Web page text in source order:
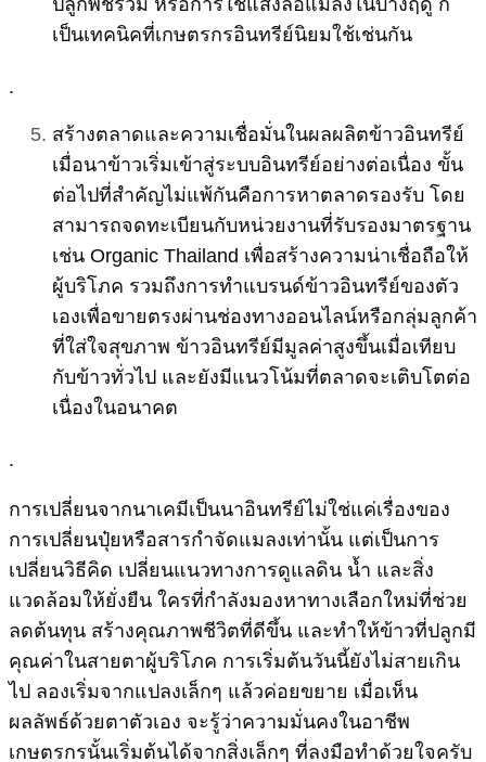
เป็นเทคนิคที่เกษตรกรอินทรีย์นิยมใช้เช่นกัน
.
สร้างตลาดและความเชื่อมั่นในผลผลิตข้าวอินทรีย์
เมื่อนาข้าวเริ่มเข้าสู่ระบบอินทรีย์อย่างต่อเนื่อง ขั้น
ต่อไปที่สำคัญไม่แพ้กันคือการหาตลาดรองรับ โดย
สามารถจดทะเบียนกับหน่วยงานที่รับรองมาตรฐาน
เช่น Organic Thailand เพื่อสร้างความน่าเชื่อถือให้
ผู้บริโภค รวมถึงการทำแบรนด์ข้าวอินทรีย์ของตัว
เองเพื่อขายตรงผ่านช่องทางออนไลน์หรือกลุ่มลูกค้า
ที่ใส่ใจสุขภาพ ข้าวอินทรีย์มีมูลค่าสูงขึ้นเมื่อเทียบ
กับข้าวทั่วไป และยังมีแนวโน้มที่ตลาดจะเติบโตต่อ
เนื่องในอนาคต
.
การเปลี่ยนจากนาเคมีเป็นนาอินทรีย์ไม่ใช่แค่เรื่องของ
การเปลี่ยนปุ๋ยหรือสารกำจัดแมลงเท่านั้น แต่เป็นการ
เปลี่ยนวิธีคิด เปลี่ยนแนวทางการดูแลดิน น้ำ และสิ่ง
แวดล้อมให้ยั่งยืน ใครที่กำลังมองหาทางเลือกใหม่ที่ช่วย
ลดต้นทุน สร้างคุณภาพชีวิตที่ดีขึ้น และทำให้ข้าวที่ปลูกมี
คุณค่าในสายตาผู้บริโภค การเริ่มต้นวันนี้ยังไม่สายเกิน
ไป ลองเริ่มจากแปลงเล็กๆ แล้วค่อยขยาย เมื่อเห็น
ผลลัพธ์ด้วยตาตัวเอง จะรู้ว่าความมั่นคงในอาชีพ
เกษตรกรนั้นเริ่มต้นได้จากสิ่งเล็กๆ ที่ลงมือทำด้วยใจครับ